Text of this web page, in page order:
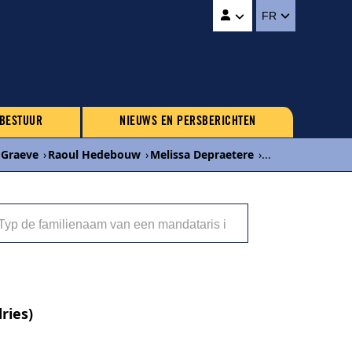
FR
NIEUWS EN PERSBERICHTEN
›Raoul Hedebouw ›Melissa Depraetere ›...